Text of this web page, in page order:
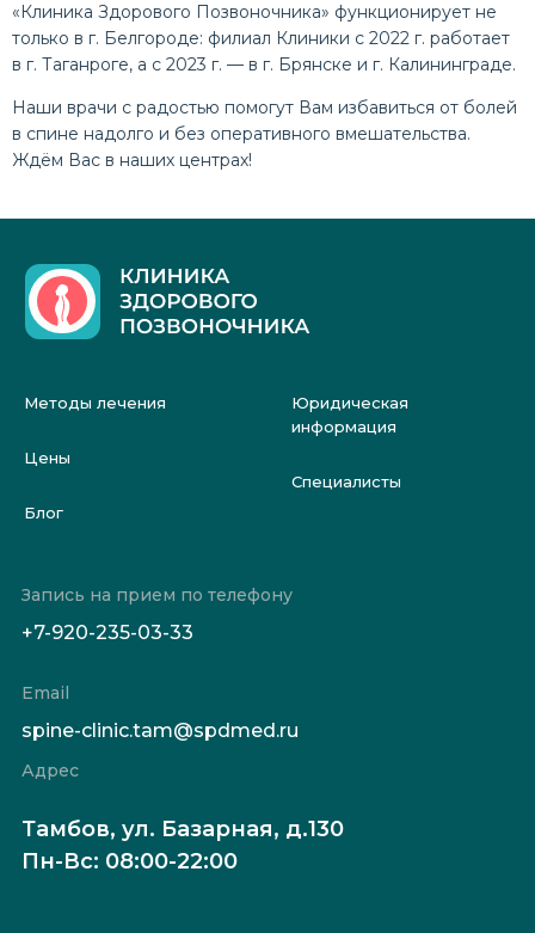
«Клиника Здорового Позвоночника» функционирует не
только в г. Белгороде: филиал Клиники с 2022 г. работает
в г. Таганроге, а с 2023 г. — в г. Брянске и г. Калининграде.
Наши врачи с радостью помогут Вам избавиться от болей
в спине надолго и без оперативного вмешательства.
Ждём Вас в наших центрах!
Методы лечения
Цены
Блог
Юридическая
информация
Специалисты
Запись на прием по телефону
+7-920-235-03-33
Email
spine-clinic.tam@spdmed.ru
Адрес
Тамбов, ул. Базарная, д.130
Пн-Вс: 08:00-22:00